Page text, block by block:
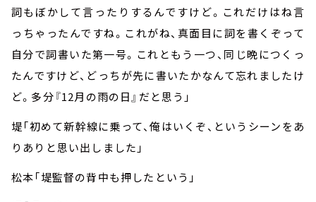
詞もぼかして言ったりするんですけど。これだけはね言
っちゃったんですね。これがね、真面目に詞を書くぞって
自分で詞書いた第一号。これともう一つ、同じ晩につくっ
たんですけど、どっちが先に書いたかなんて忘れましたけ
ど。多分『12月の雨の日』だと思う」
堤「初めて新幹線に乗って、俺はいくぞ、というシーンをあ
りありと思い出しました」
松本「堤監督の背中も押したという」